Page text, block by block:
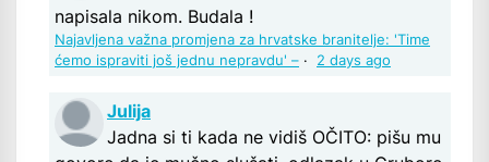
napisala nikom. Budala !
Najavljena važna promjena za hrvatske branitelje: 'Time
ćemo ispraviti još jednu nepravdu' – · 2 days ago
Julija
Jadna si ti kada ne vidiš OČITO: pišu mu